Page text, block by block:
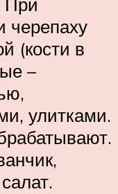
черепаху
(кости в
–
улитками.